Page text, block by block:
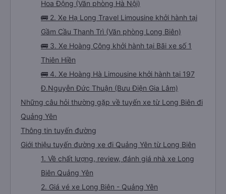
Hoa Động (Văn phòng Hà Nội)
🚌 2. Xe Hạ Long Travel Limousine khởi hành tại
Gầm Cầu Thanh Trì (Văn phòng Long Biên)
🚌 3. Xe Hoàng Công khởi hành tại Bãi xe số 1
Thiên Hiền
🚌 4. Xe Hoàng Hà Limousine khởi hành tại 197
Đ.Nguyễn Đức Thuận (Bưu Điện Gia Lâm)
Những câu hỏi thường gặp về tuyến xe từ Long Biên đi
Quảng Yên
Thông tin tuyến đường
Giới thiệu tuyến đường xe đi Quảng Yên từ Long Biên
1. Về chất lượng, review, đánh giá nhà xe Long
Biên Quảng Yên
2. Giá vé xe Long Biên - Quảng Yên